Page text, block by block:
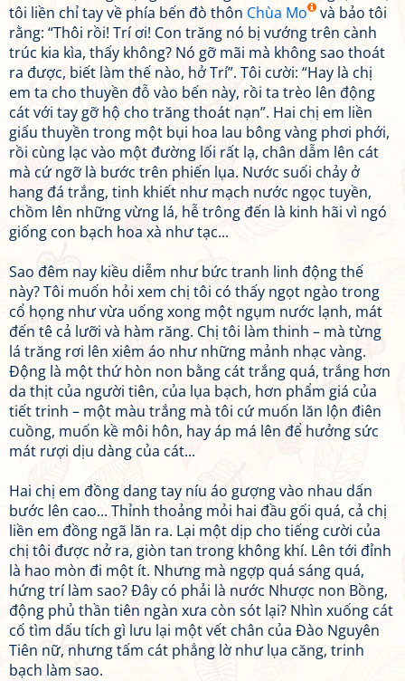
tôi liền chỉ tay về phía bến đò thôn Chùa Mo
và bảo tôi
rằng: “Thôi rồi! Trí ơi! Con trăng nó bị vướng trên cành
trúc kia kìa, thấy không? Nó gỡ mãi mà không sao thoát
ra được, biết làm thế nào, hở Trí”. Tôi cười: “Hay là chị
em ta cho thuyền đỗ vào bến này, rồi ta trèo lên động
cát với tay gỡ hộ cho trăng thoát nạn”. Hai chị em liền
giấu thuyền trong một bụi hoa lau bông vàng phơi phới,
rồi cùng lạc vào một đường lối rất lạ, chân dẫm lên cát
mà cứ ngỡ là bước trên phiến lụa. Nước suối chảy ở
hang đá trắng, tinh khiết như mạch nước ngọc tuyền,
chồm lên những vừng lá, hễ trông đến là kinh hãi vì ngó
giống con bạch hoa xà như tạc...
Sao đêm nay kiều diễm như bức tranh linh động thế
này? Tôi muốn hỏi xem chị tôi có thấy ngọt ngào trong
cổ họng như vừa uống xong một ngụm nước lạnh, mát
đến tê cả lưỡi và hàm răng. Chị tôi làm thinh – mà từng
lá trăng rơi lên xiêm áo như những mảnh nhạc vàng.
Động là một thứ hòn non bằng cát trắng quá, trắng hơn
da thịt của người tiên, của lụa bạch, hơn phẩm giá của
tiết trinh – một màu trắng mà tôi cứ muốn lăn lộn điên
cuồng, muốn kề môi hôn, hay áp má lên để hưởng sức
mát rượi dịu dàng của cát...
Hai chị em đồng dang tay níu áo gượng vào nhau dấn
bước lên cao... Thỉnh thoảng mỏi hai đầu gối quá, cả chị
liền em đồng ngã lăn ra. Lại một dịp cho tiếng cười của
chị tôi được nở ra, giòn tan trong không khí. Lên tới đỉnh
là hao mòn đi một ít. Nhưng mà ngợp quá sáng quá,
hứng trí làm sao? Đây có phải là nước Nhược non Bồng,
động phủ thần tiên ngàn xưa còn sót lại? Nhìn xuống cát
cố tìm dấu tích gì lưu lại một vết chân của Đào Nguyên
Tiên nữ, nhưng tấm cát phẳng lờ như lụa căng, trinh
bạch làm sao.